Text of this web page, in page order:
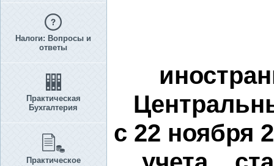
Налоги: Вопросы и
ответы
Практическая
Бухгалтерия
Практическое
с 22 ноября